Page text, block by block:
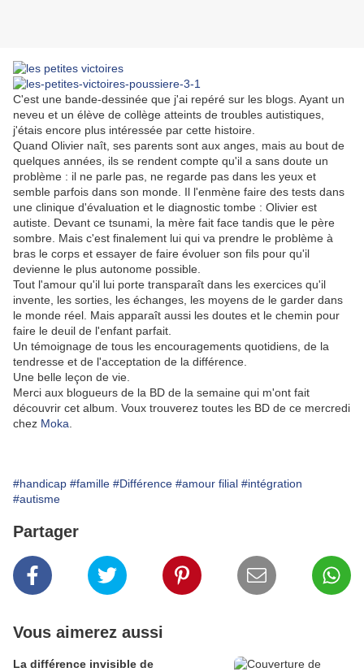
C'est une bande-dessinée que j'ai repéré sur les blogs. Ayant un
neveu et un élève de collège atteints de troubles autistiques,
j'étais encore plus intéressée par cette histoire.
Quand Olivier naît, ses parents sont aux anges, mais au bout de
quelques années, ils se rendent compte qu'il a sans doute un
problème : il ne parle pas, ne regarde pas dans les yeux et
semble parfois dans son monde. Il l'enmène faire des tests dans
une clinique d'évaluation et le diagnostic tombe : Olivier est
autiste. Devant ce tsunami, la mère fait face tandis que le père
sombre. Mais c'est finalement lui qui va prendre le problème à
bras le corps et essayer de faire évoluer son fils pour qu'il
devienne le plus autonome possible.
Tout l'amour qu'il lui porte transparaît dans les exercices qu'il
invente, les sorties, les échanges, les moyens de le garder dans
le monde réel. Mais apparaît aussi les doutes et le chemin pour
faire le deuil de l'enfant parfait.
Un témoignage de tous les encouragements quotidiens, de la
tendresse et de l'acceptation de la différence.
Une belle leçon de vie.
Merci aux blogueurs de la BD de la semaine qui m'ont fait
découvrir cet album. Voux trouverez toutes les BD de ce mercredi
chez Moka
#handicap #famille #Différence #amour filial #intégration
#autisme
Partager
Vous aimerez aussi
La différence invisible de